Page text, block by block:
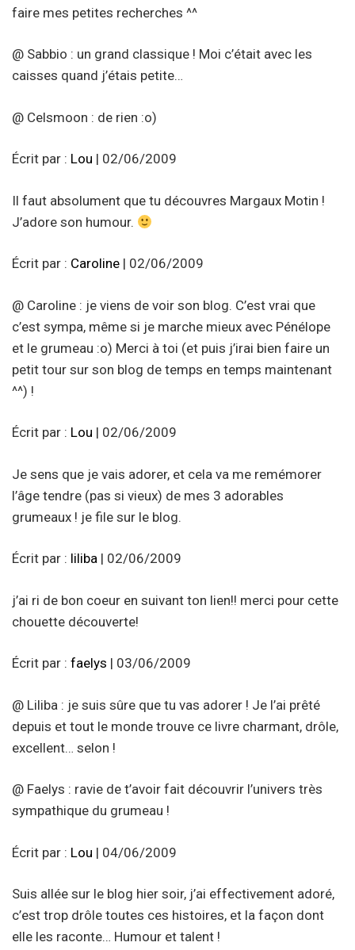
faire mes petites recherches ^^
@ Sabbio : un grand classique ! Moi c’était avec les
caisses quand j’étais petite…
@ Celsmoon : de rien :o)
Écrit par : Lou | 02/06/2009
Il faut absolument que tu découvres Margaux Motin !
J’adore son humour.
Écrit par : Caroline | 02/06/2009
@ Caroline : je viens de voir son blog. C’est vrai que
c’est sympa, même si je marche mieux avec Pénélope
et le grumeau :o) Merci à toi (et puis j’irai bien faire un
petit tour sur son blog de temps en temps maintenant
^^) !
Écrit par : Lou | 02/06/2009
Je sens que je vais adorer, et cela va me remémorer
l’âge tendre (pas si vieux) de mes 3 adorables
grumeaux ! je file sur le blog.
Écrit par : liliba | 02/06/2009
j’ai ri de bon coeur en suivant ton lien!! merci pour cette
chouette découverte!
Écrit par : faelys | 03/06/2009
@ Liliba : je suis sûre que tu vas adorer ! Je l’ai prêté
depuis et tout le monde trouve ce livre charmant, drôle,
excellent… selon !
@ Faelys : ravie de t’avoir fait découvrir l’univers très
sympathique du grumeau !
Écrit par : Lou | 04/06/2009
Suis allée sur le blog hier soir, j’ai effectivement adoré,
c’est trop drôle toutes ces histoires, et la façon dont
elle les raconte… Humour et talent !